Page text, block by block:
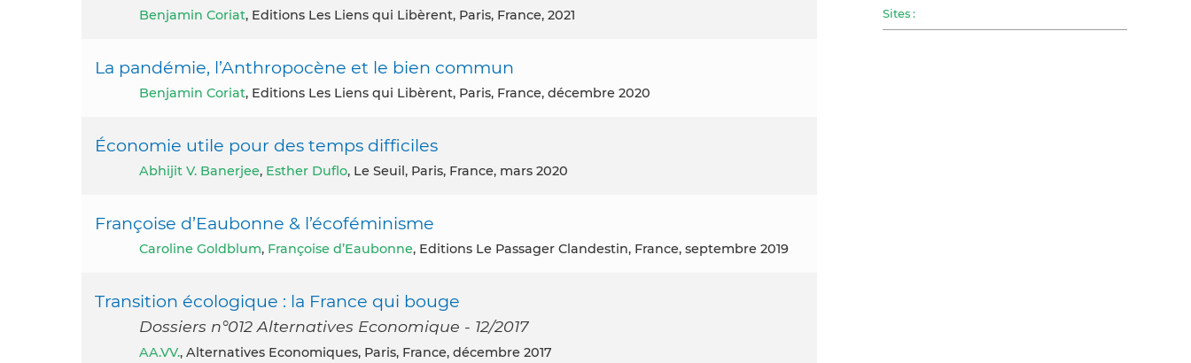
Sites :
Benjamin Coriat, Editions Les Liens qui Libèrent, Paris, France, 2021
La pandémie, l’Anthropocène et le bien commun
Benjamin Coriat, Editions Les Liens qui Libèrent, Paris, France, décembre 2020
Économie utile pour des temps difficiles
Abhijit V. Banerjee, Esther Duflo, Le Seuil, Paris, France, mars 2020
Françoise d’Eaubonne & l’écoféminisme
Caroline Goldblum, Françoise d’Eaubonne, Editions Le Passager Clandestin, France, septembre 2019
Transition écologique : la France qui bouge
Dossiers n°012 Alternatives Economique - 12/2017
AA.VV., Alternatives Economiques, Paris, France, décembre 2017